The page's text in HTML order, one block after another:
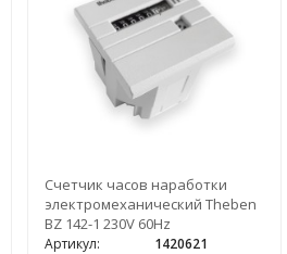
Счетчик часов наработки
электромеханический Theben
BZ 142-1 230V 60Hz
Артикул: 1420621